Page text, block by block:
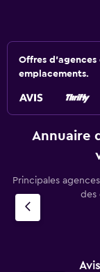
Offres
emplacements.
Annuaire
Principales
des
Avis